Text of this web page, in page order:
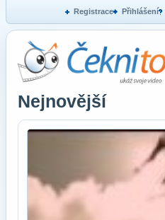
Registrace Přihlášení
Nejnovější